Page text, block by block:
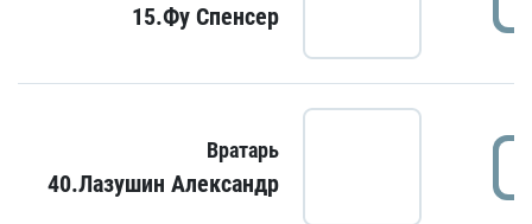
15.Фу Спенсер
Вратарь
40.Лазушин Александр